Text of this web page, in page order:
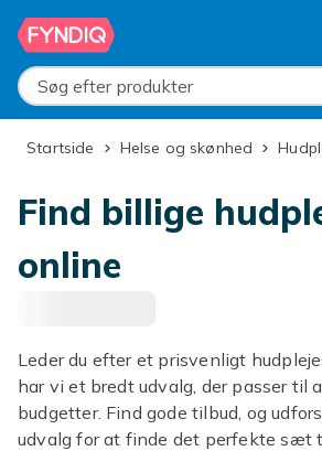
Spring til hovedindhold
Søg efter produkter
Startside Helse og skønhed
Find billige
online
Leder du efter et prisvenligt
har vi et bredt udvalg, der passer til
budgetter. Find gode tilbud, og
udvalg for at finde det perfekte sæt